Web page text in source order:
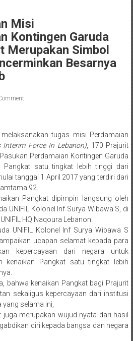
Misi
Kontingen Garuda
Merupakan Simbol
Besarnya
melaksanakan tugas misi Perdamaian
Interim Force In Lebanon), 170 Prajurit
Perdamaian Kontingen Garuda
Pangkat satu tingkat lebih tinggi dari
tanggal 1 April 2017 yang terdiri dari
92.
Pangkat dipimpin langsung oleh
UNIFIL Kolonel Inf Surya Wibawa S, di
HQ Naqoura Lebanon.
UNIFIL Kolonel Inf Surya Wibawa S
ucapan selamat kepada para
kepercayaan dari negara untuk
kenaikan Pangkat satu tingkat lebih
bahwa kenaikan Pangkat bagi Prajurit
sekaligus kepercayaan dari institusi
yang selama ini,
juga merupakan wujud nyata dari hasil
diri kepada bangsa dan negara